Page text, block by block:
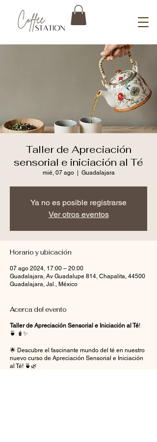
Taller de Apreciación
sensorial e iniciación al Té
mié, 07 ago
  |
Guadalajara
Ya no es posible registrarse
Ver otros eventos
Horario y ubicación
07 ago 2024, 17:00 – 20:00
Guadalajara, Av Guadalupe 814, Chapalita, 44500
Guadalajara, Jal., México
Acerca del evento
Taller de Apreciación Sensorial e Iniciación al Té!
🍵 🧋✨
🌟 Descubre el fascinante mundo del té en nuestro
nuevo curso de Apreciación Sensorial e Iniciación
al Té! 🍵🌿